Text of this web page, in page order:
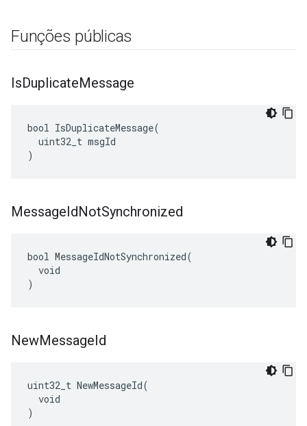
Funções públicas
IsDuplicateMessage
bool IsDuplicateMessage(
  uint32_t msgId
)
MessageIdNotSynchronized
bool MessageIdNotSynchronized(
  void
)
NewMessageId
uint32_t NewMessageId(
  void
)